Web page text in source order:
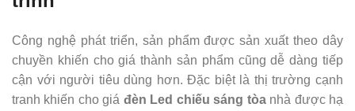
Công nghệ phát triển, sản phẩm được sản xuất theo dây
chuyền khiến cho giá thành sản phẩm cũng dễ dàng tiếp
cận với người tiêu dùng hơn. Đặc biệt là thị trường cạnh
tranh khiến cho giá đèn Led chiếu sáng tòanhà được hạ